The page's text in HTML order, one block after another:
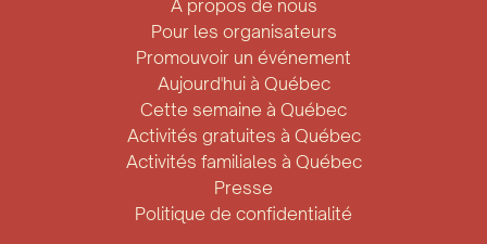
À propos de nous
Pour les organisateurs
Promouvoir un événement
Aujourd'hui à Québec
Cette semaine à Québec
Activités gratuites à Québec
Activités familiales à Québec
Presse
Politique de confidentialité